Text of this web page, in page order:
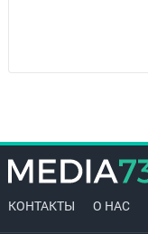
КОНТАКТЫ О НАС